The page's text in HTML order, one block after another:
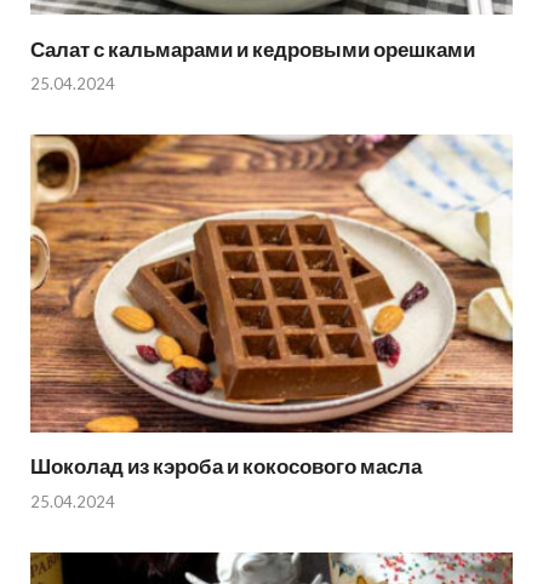
Салат с кальмарами и кедровыми орешками
25.04.2024
Шоколад из кэроба и кокосового масла
25.04.2024